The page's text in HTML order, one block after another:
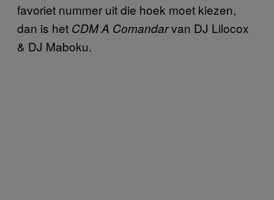
favoriet nummer uit die hoek moet kiezen,
dan is het CDM A Comandarvan DJ Lilocox
& DJ Maboku.